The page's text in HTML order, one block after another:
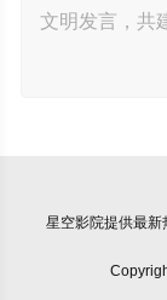
星空影院提供最新